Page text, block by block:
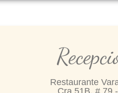
Restaurante